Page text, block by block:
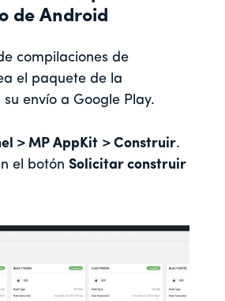
de Android
compilaciones de
el paquete de la
envío a Google Play.
> MP AppKit > Construir.
el botón Solicitar construir